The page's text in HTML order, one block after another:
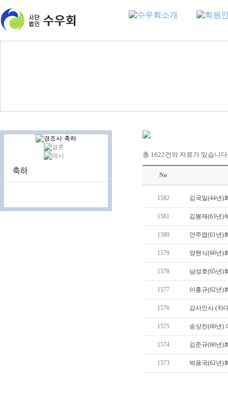
총 1622건의 자료가 있습니
No
1582 김국일(44년)
1581 김봉재(63년)
1580 안주엽(61년)
1579 양현식(60년)
1578 남성호(65년)
1577 이홍규(62년)
1576 감사인사 (차
1575 송상진(60년)
1574 김준규(60년)
1573 박용국(62년)